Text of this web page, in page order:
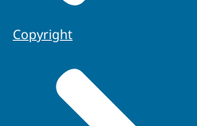
Copyright